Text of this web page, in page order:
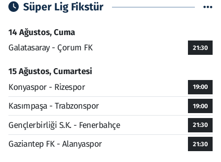
Süper Lig Fikstür
14 Ağustos, Cuma
Galatasaray - Çorum FK
21:30
15 Ağustos, Cumartesi
Konyaspor - Rizespor
19:00
Kasımpaşa - Trabzonspor 19:00
Gençlerbirliği S.K. - Fenerbahçe 21:30
Gaziantep FK - Alanyaspor 21:30